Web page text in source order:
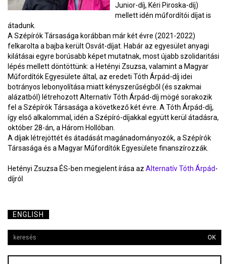
Junior-díj, Kéri Piroska-díj)
mellett idén műfordítói díjat is
átadunk.
A Szépírók Társasága korábban már két évre (2021-2022)
felkarolta a bajba került Osvát-díjat. Habár az egyesület anyagi
kilátásai egyre borúsabb képet mutatnak, most újabb szolidaritási
lépés mellett döntöttünk: a Hetényi Zsuzsa, valamint a Magyar
Műfordítók Egyesülete által, az eredeti Tóth Árpád-díj idei
botrányos lebonyolítása miatt kényszerűségből (és szakmai
alázatból) létrehozott Alternatív Tóth Árpád-díj mögé sorakozik
fel a Szépírók Társasága a következő két évre. A Tóth Árpád-díj,
így első alkalommal, idén a Szépíró-díjakkal együtt kerül átadásra,
október 28-án, a Három Hollóban.
A díjak létrejöttét és átadását magánadományozók, a Szépírók
Társasága és a Magyar Műfordítók Egyesülete finanszírozzák.
Hetényi Zsuzsa ÉS-ben megjelent írása az Alternatív Tóth Árpád-
díjról
ENGLISH
OK